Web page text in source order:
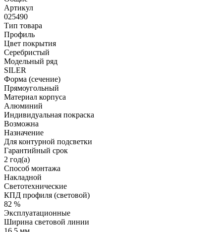
Артикул
025490
Тип товара
Профиль
Цвет покрытия
Серебристый
Модельный ряд
SILER
Форма (сечение)
Прямоугольный
Материал корпуса
Алюминий
Индивидуальная покраска
Возможна
Назначение
Для контурной подсветки
Гарантийный срок
2 год(а)
Способ монтажа
Накладной
Светотехнические
КПД профиля (cветовой)
82 %
Эксплуатационные
Ширина световой линии